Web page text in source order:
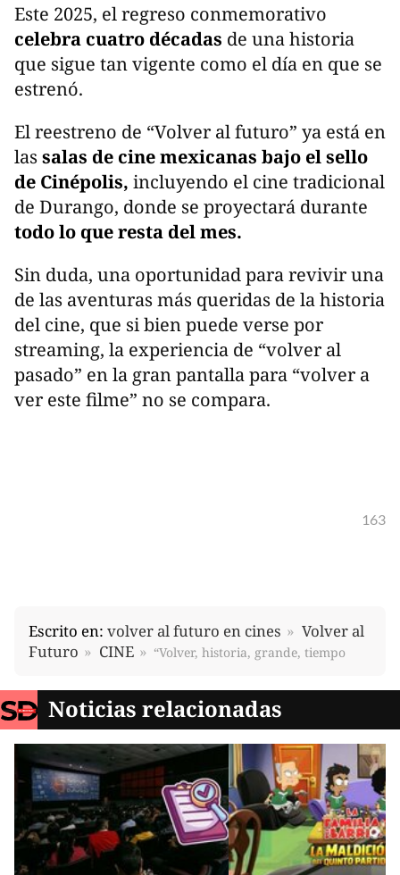
Este 2025, el regreso conmemorativo
celebra cuatro décadas de una historia
que sigue tan vigente como el día en que se
estrenó.
El reestreno de “Volver al futuro” ya está en
las salas de cine mexicanas bajo el sello
de Cinépolis, incluyendo el cine tradicional
de Durango, donde se proyectará durante
todo lo que resta del mes.
Sin duda, una oportunidad para revivir una
de las aventuras más queridas de la historia
del cine, que si bien puede verse por
streaming, la experiencia de “volver al
pasado” en la gran pantalla para “volver a
ver este filme” no se compara.
163
Escrito en: volver al futuro en cines
Volver al
Futuro
CINE “Volver, historia, grande, tiempo
Noticias relacionadas